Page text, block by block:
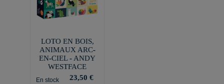
LOTO EN BOIS,
ANIMAUX ARC-
EN-CIEL - ANDY
WESTFACE
En stock 23,50 €